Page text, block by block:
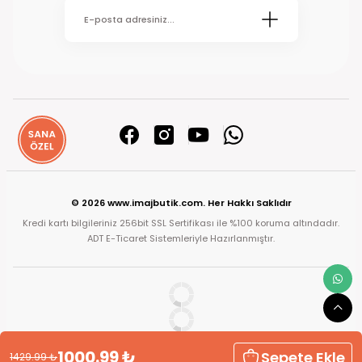
1429.99₺1000.99₺ Sepete Ekle
© 2026 www.imajbutik.com. Her Hakkı Saklıdır
Kredi kartı bilgileriniz 256bit SSL Sertifikası ile %100 koruma altındadır.
ADT E-Ticaret Sistemleriyle Hazırlanmıştır.